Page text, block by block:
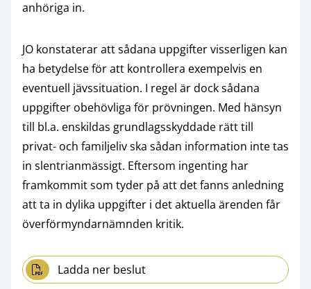
anhöriga in.
JO konstaterar att sådana uppgifter visserligen kan
ha betydelse för att kontrollera exempelvis en
eventuell jävssituation. I regel är dock sådana
uppgifter obehövliga för prövningen. Med hänsyn
till bl.a. enskildas grundlagsskyddade rätt till
privat- och familjeliv ska sådan information inte tas
in slentrianmässigt. Eftersom ingenting har
framkommit som tyder på att det fanns anledning
att ta in dylika uppgifter i det aktuella ärenden får
överförmyndarnämnden kritik.
Ladda ner beslut